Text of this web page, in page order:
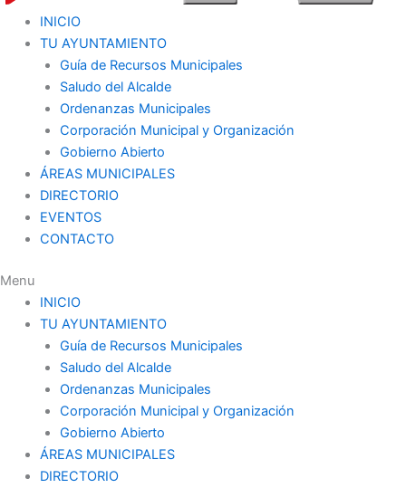
INICIO
TU AYUNTAMIENTO
Guía de Recursos Municipales
Saludo del Alcalde
Ordenanzas Municipales
Corporación Municipal y Organización
Gobierno Abierto
ÁREAS MUNICIPALES
DIRECTORIO
EVENTOS
CONTACTO
Menu
INICIO
TU AYUNTAMIENTO
Guía de Recursos Municipales
Saludo del Alcalde
Ordenanzas Municipales
Corporación Municipal y Organización
Gobierno Abierto
ÁREAS MUNICIPALES
DIRECTORIO